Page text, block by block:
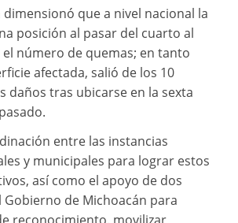
dimensionó que a nivel nacional la
posición al pasar del cuarto al
número de quemas; en tanto
afectada, salió de los 10
daños tras ubicarse en la sexta
entre las instancias
y municipales para lograr estos
así como el apoyo de dos
de Michoacán para